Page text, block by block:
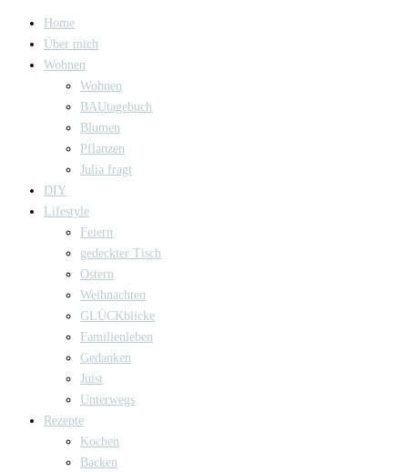
Home
Über mich
Wohnen
Wohnen
BAUtagebuch
Blumen
Pflanzen
Julia fragt
DIY
Lifestyle
Feiern
gedeckter Tisch
Ostern
Weihnachten
GLÜCKblicke
Familienleben
Gedanken
Juist
Unterwegs
Rezepte
Kochen
Backen